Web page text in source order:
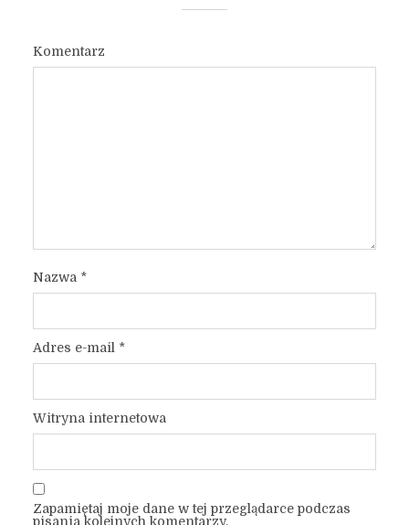
Komentarz
Nazwa *
Adres e-mail *
Witryna internetowa
Zapamiętaj moje dane w tej przeglądarce podczas
pisania kolejnych komentarzy.